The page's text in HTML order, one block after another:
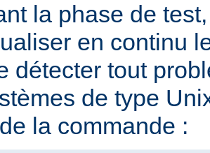
la phase de
en continu
détecter tout
de type
la commande :